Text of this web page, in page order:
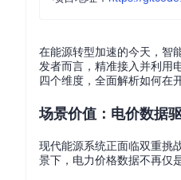
在能源转型加速的今天，智
发者而言，精准接入并利用
四个维度，全面解析如何在
场景价值：电价数据
现代能源系统正面临双重挑
景下，电力价格数据不再仅